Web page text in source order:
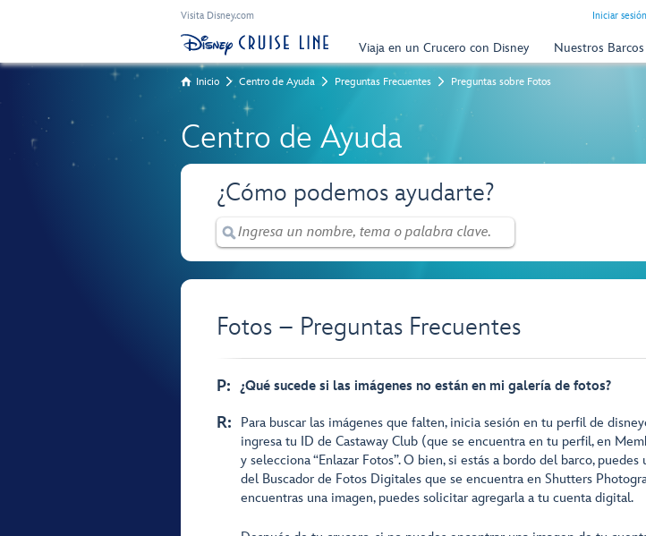
Visita Disney.com Iniciar
Viaja en un Crucero con Disney Nuestros Barcos
Inicio Centro de Ayuda Preguntas Frecuentes Preguntas sobre Fotos
Centro de Ayuda
¿Cómo podemos ayudarte?
Fotos – Preguntas Frecuentes
P: ¿Qué sucede si las imágenes no están en mi galería de fotos?
R:
Para buscar las imágenes que falten, inicia sesión en tu perfil de
ingresa tu ID de Castaway Club (que se encuentra en tu perfil, en
y selecciona “Enlazar Fotos”. O bien, si estás a bordo del barco, puedes
del Buscador de Fotos Digitales que se encuentra en Shutters
encuentras una imagen, puedes solicitar agregarla a tu cuenta digital.